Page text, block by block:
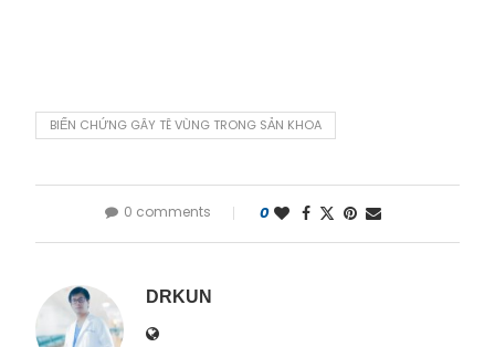
BIẾN CHỨNG GÂY TÊ VÙNG TRONG SẢN KHOA
0 comments 0
DRKUN